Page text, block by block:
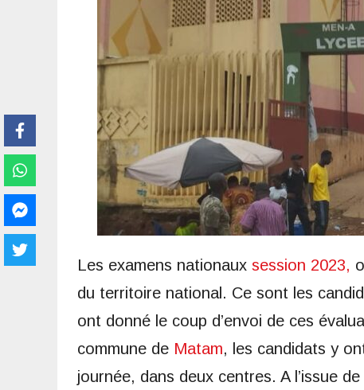
Les examens nationaux session 2023,
du territoire national. Ce sont les
ont donné le coup d’envoi de ces
commune de Matam, les candidats y
journée, dans deux centres. A l’issue